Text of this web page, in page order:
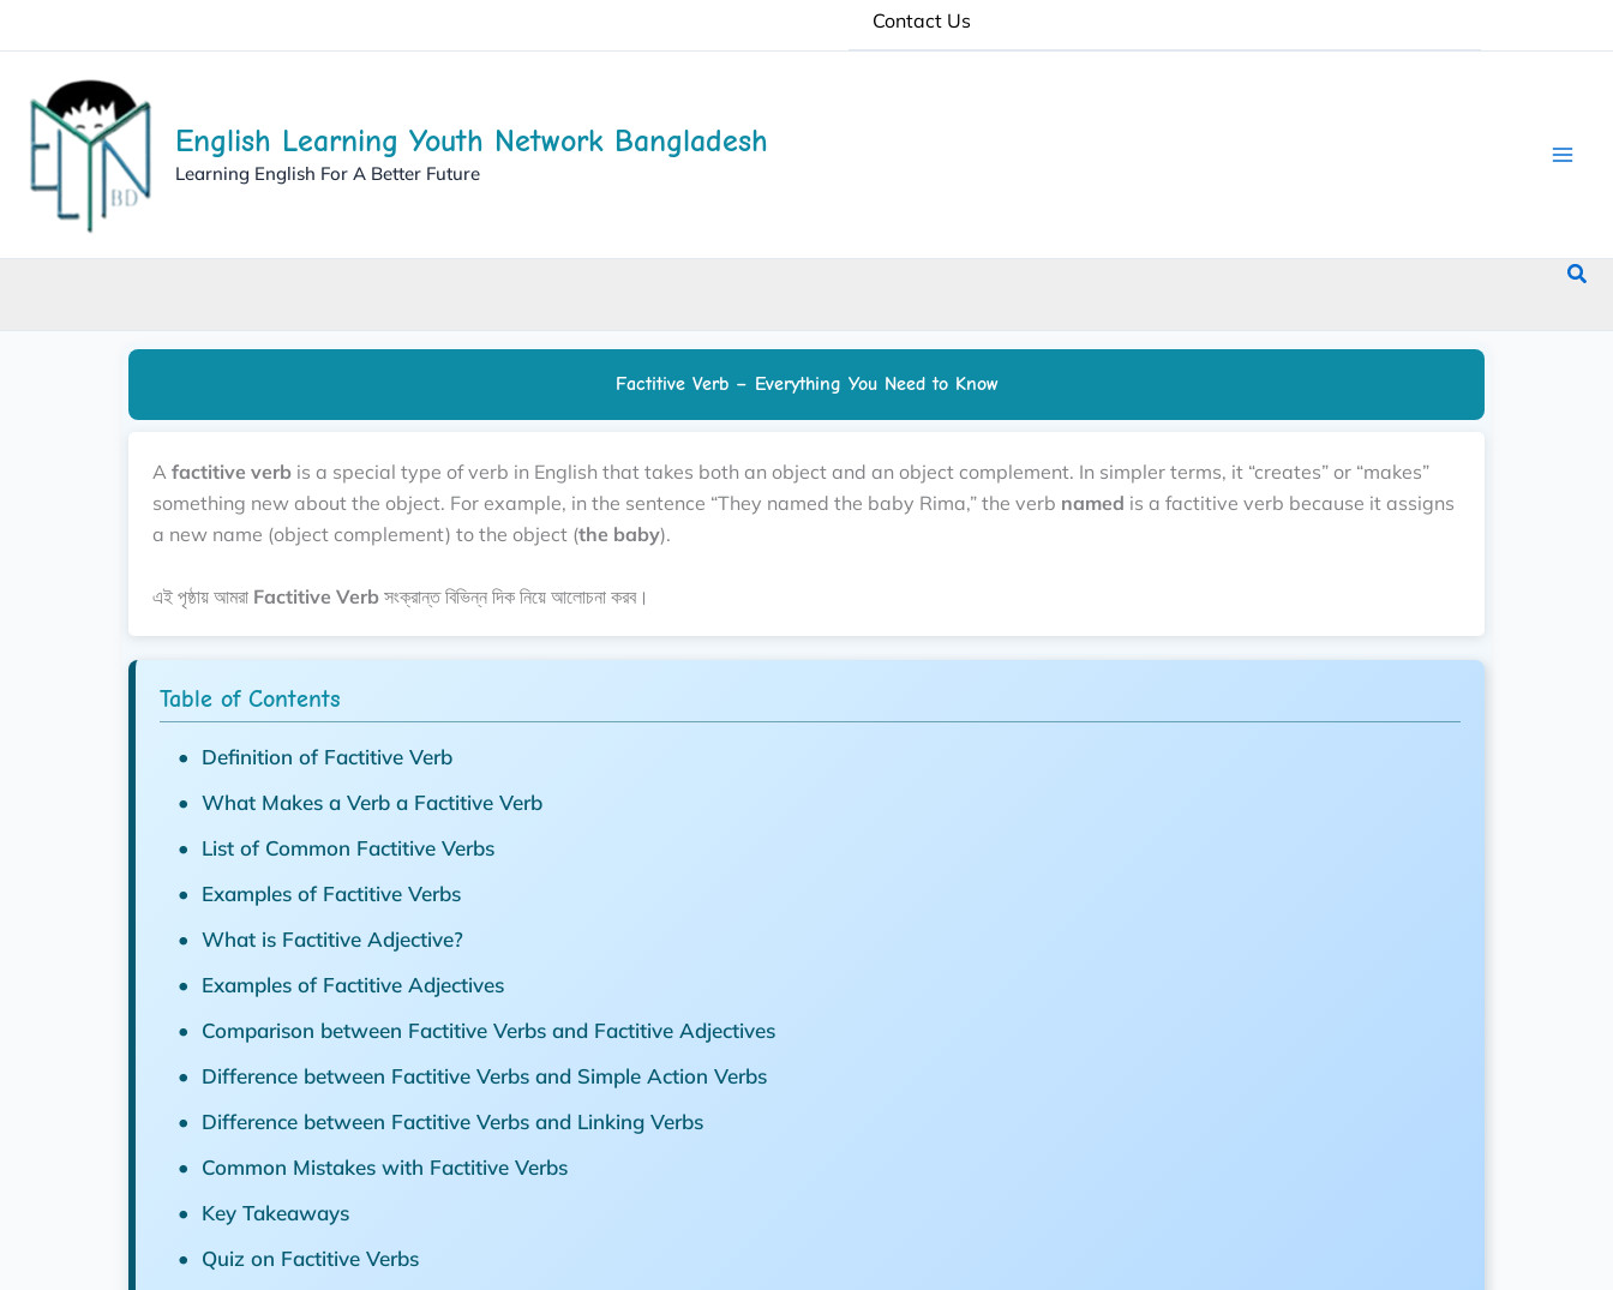
Contact Us
English Learning Youth Network Bangladesh
Learning English For A Better Future
Factitive Verb – Everything You Need to Know
A factitive verb is a special type of verb in English that takes both an object and an object complement. In simpler terms, it “creates” or “makes”
something new about the object. For example, in the sentence “They named the baby Rima,” the verb named is a factitive verb because it assigns
a new name (object complement) to the object (the baby).
এই পৃষ্ঠায় আমরা Factitive Verb সংক্রান্ত বিভিন্ন দিক নিয়ে আলোচনা করব।
Table of Contents
Definition of Factitive Verb
What Makes a Verb a Factitive Verb
List of Common Factitive Verbs
Examples of Factitive Verbs
What is Factitive Adjective?
Examples of Factitive Adjectives
Comparison between Factitive Verbs and Factitive Adjectives
Difference between Factitive Verbs and Simple Action Verbs
Difference between Factitive Verbs and Linking Verbs
Common Mistakes with Factitive Verbs
Key Takeaways
Quiz on Factitive Verbs